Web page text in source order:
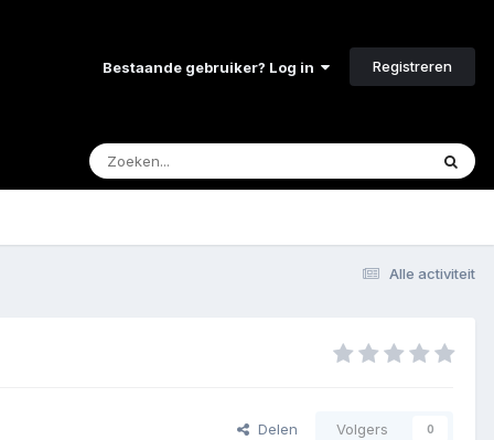
Bestaande gebruiker? Log in Registreren
Alle activiteit
Delen Volgers 0